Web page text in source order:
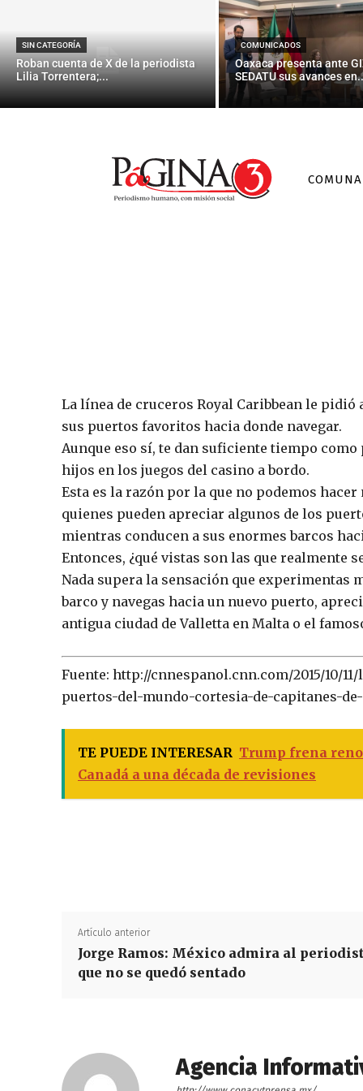
SIN CATEGORÍA
Roban cuenta de X de la periodista
Lilia Torrentera;...
COMUNICADOS
Oaxaca presenta ante
SEDATU sus avances
del
La línea de cruceros Royal Caribbean le
sus puertos favoritos hacia donde navegar.
Aunque eso sí, te dan suficiente tiempo
hijos en los juegos del casino a bordo.
Esta es la razón por la que no podemos
quienes pueden apreciar algunos de los
mientras conducen a sus enormes barcos
Entonces, ¿qué vistas son las que realmente
Nada supera la sensación que
barco y navegas hacia un nuevo puerto,
antigua ciudad de Valletta en Malta o el
Fuente: http://cnnespanol.cnn.com/2015/10/
puertos-del-mundo-cortesia-de-capitanes-
TE PUEDE INTERESAR Trump frena
Canadá a una década de revisiones
Artículo anterior
Jorge Ramos: México admira al
que no se quedó sentado
Agencia